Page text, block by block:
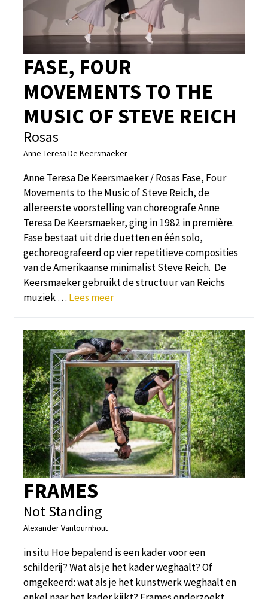
FASE, FOUR
MOVEMENTS TO THE
MUSIC OF STEVE REICH
Rosas
Anne Teresa De Keersmaeker
Anne Teresa De Keersmaeker / Rosas Fase, Four
Movements to the Music of Steve Reich, de
allereerste voorstelling van choreografe Anne
Teresa De Keersmaeker, ging in 1982 in première.
Fase bestaat uit drie duetten en één solo,
gechoreografeerd op vier repetitieve composities
van de Amerikaanse minimalist Steve Reich. De
Keersmaeker gebruikt de structuur van Reichs
muziek … Lees meer
FRAMES
Not Standing
Alexander Vantournhout
in situ Hoe bepalend is een kader voor een
schilderij? Wat als je het kader weghaalt? Of
omgekeerd: wat als je het kunstwerk weghaalt en